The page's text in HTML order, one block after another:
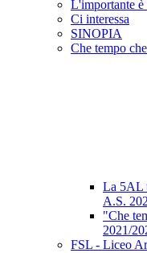
L'importante è
Ci interessa
SINOPIA
Che tempo
La 5AL
A.S.
"Che
2021/
FSL - Liceo